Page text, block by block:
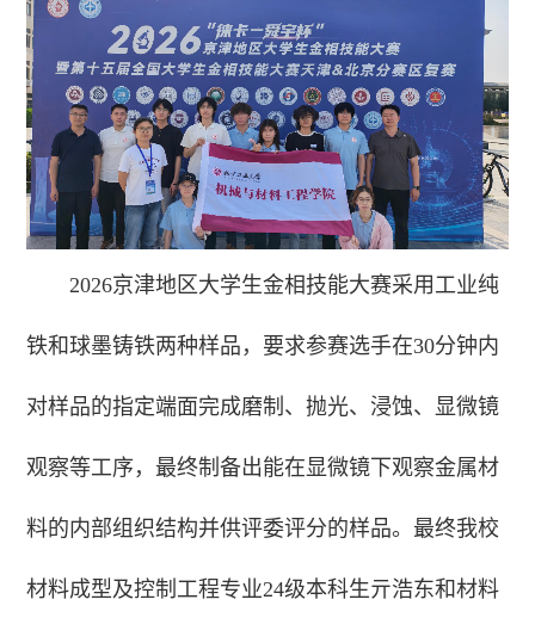
2026京津地区大学生金相技能大赛采用工业纯
铁和球墨铸铁两种样品，要求参赛选手在30分钟内
对样品的指定端面完成磨制、抛光、浸蚀、显微镜
观察等工序，最终制备出能在显微镜下观察金属材
料的内部组织结构并供评委评分的样品。最终我校
材料成型及控制工程专业24级本科生亓浩东和材料